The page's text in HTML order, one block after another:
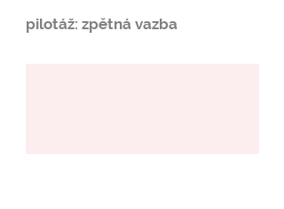
pilotáž: zpětná vazba